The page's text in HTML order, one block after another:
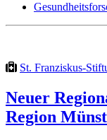
St. Franziskus-
Neuer
Region